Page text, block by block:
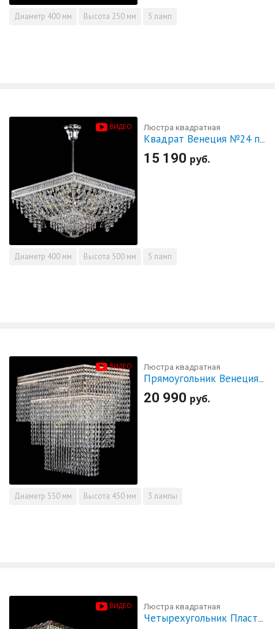
Диаметр 400 мм Высота 250 мм 5 ламп
ВИДЕО Люстра квадратная
Квадрат Венеция №24 подвесная
15 190 руб.
Диаметр 400 мм Высота 500 мм 5 ламп
ВИДЕО Люстра квадратная
Прямоугольник Венеция №3
20 990 руб.
Диаметр 550 мм Высота 450 мм 3 лампы
ВИДЕО Люстра квадратная
Четырехугольник Пластинка